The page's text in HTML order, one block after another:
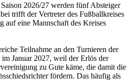
2026/27 werden fünf Absteiger
trifft der Vertreter des Fußballkreises
auf eine Mannschaft des Kreises
Teilnahme an den Turnieren der
Januar 2027, weil der Erlös der
zu Gute käme, die damit die
fördern. Das häufig als